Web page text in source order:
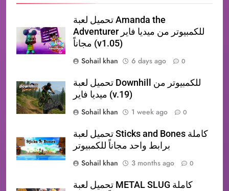
تحميل لعبة Amanda the
Adventurer للكمبيوتر من ميديا فاير
مجاناً (v1.05)
Sohail khan
6 days ago 0
تحميل لعبة Downhill للكمبيوتر من
ميديا فاير (v.19)
Sohail khan
1 week ago 0
تحميل لعبة Sticks and Bones كاملة
برابط واحد مجاناً للكمبيوتر
Sohail khan
3 months ago 0
تحميل لعبة METAL SLUG كاملة